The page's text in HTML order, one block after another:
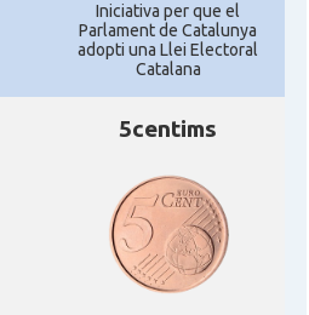
Iniciativa per que el
Parlament de Catalunya
adopti una Llei Electoral
Catalana
5centims